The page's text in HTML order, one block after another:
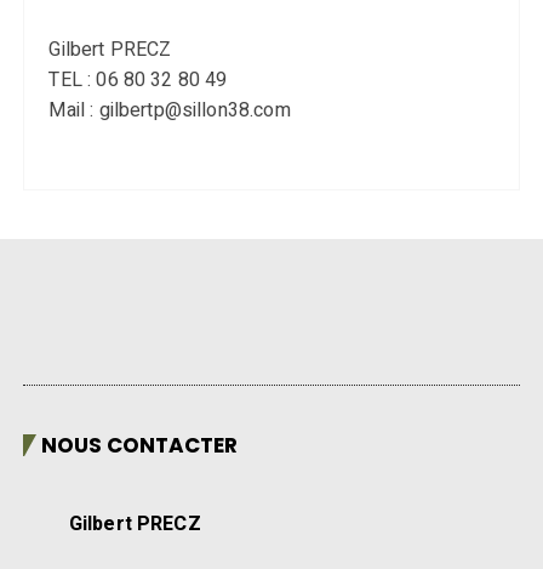
Gilbert PRECZ
TEL : 06 80 32 80 49
Mail : gilbertp@sillon38.com
NOUS CONTACTER
Gilbert PRECZ